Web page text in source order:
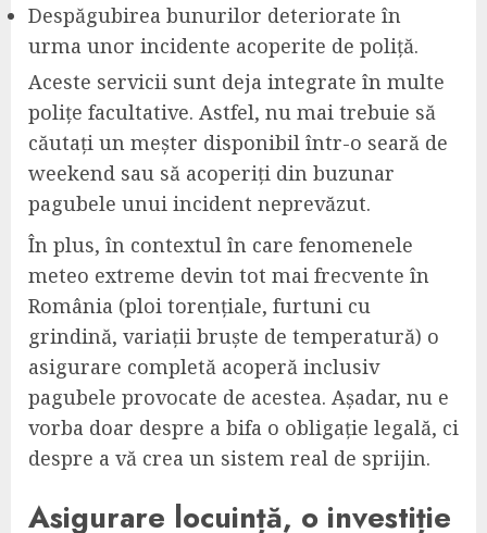
Despăgubirea bunurilor deteriorate în
urma unor incidente acoperite de poliță.
Aceste servicii sunt deja integrate în multe
polițe facultative. Astfel, nu mai trebuie să
căutați un meșter disponibil într-o seară de
weekend sau să acoperiți din buzunar
pagubele unui incident neprevăzut.
În plus, în contextul în care fenomenele
meteo extreme devin tot mai frecvente în
România (ploi torențiale, furtuni cu
grindină, variații bruște de temperatură) o
asigurare completă acoperă inclusiv
pagubele provocate de acestea. Așadar, nu e
vorba doar despre a bifa o obligație legală, ci
despre a vă crea un sistem real de sprijin.
Asigurare locuință, o investiție